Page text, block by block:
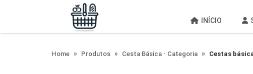
INÍCIO
Home Produtos Cesta Básica - Categoria Cestas